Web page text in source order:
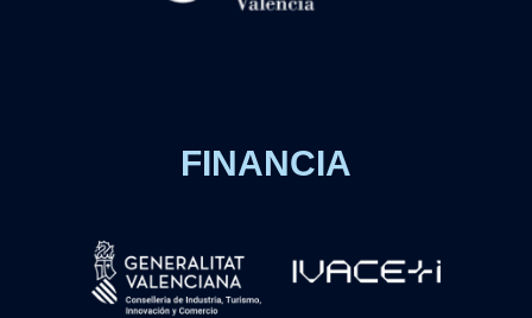
FINANCIA